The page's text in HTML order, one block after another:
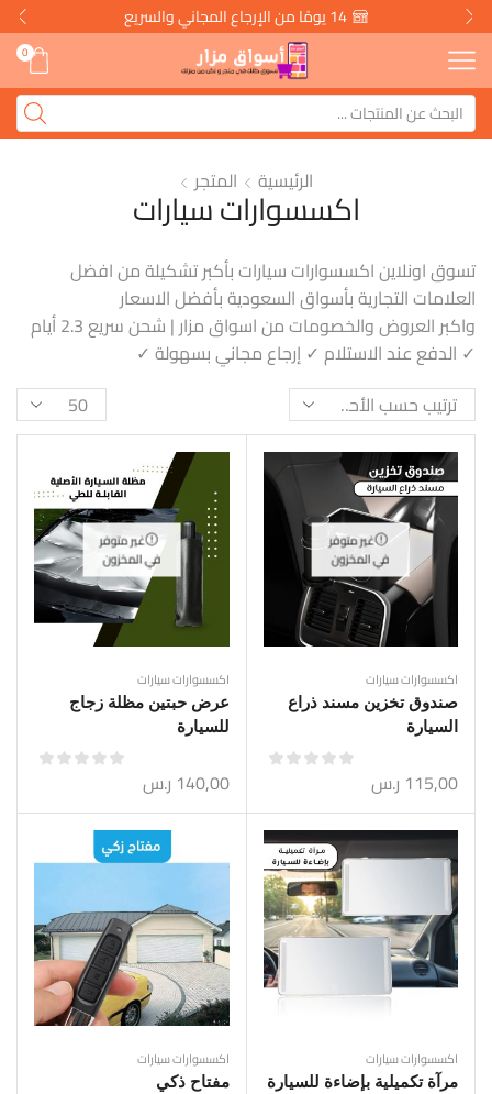
14 يومًا من الإرجاع المجاني والسريع
0
الرئيسية المتجر
اكسسوارات سيارات
تسوق اونلاين اكسسوارات سيارات بأكبر تشكيلة من افضل
العلامات التجارية بأسواق السعودية بأفضل الاسعار
واكبر العروض والخصومات من اسواق مزار | شحن سريع 2.3 أيام
✓ الدفع عند الاستلام ✓ إرجاع مجاني بسهولة ✓
غير متوفر
في المخزون
اكسسوارات سيارات
صندوق تخزين مسند ذراع
السيارة
115,00 ر.س
غير متوفر
في المخزون
اكسسوارات سيارات
عرض حبتين مظلة زجاج
للسيارة
140,00 ر.س
اكسسوارات سيارات
مرآة تكميلية بإضاءة للسيارة
اكسسوارات سيارات
مفتاح ذكي